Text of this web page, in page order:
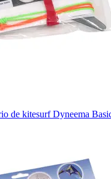
de kitesurf Dyneema